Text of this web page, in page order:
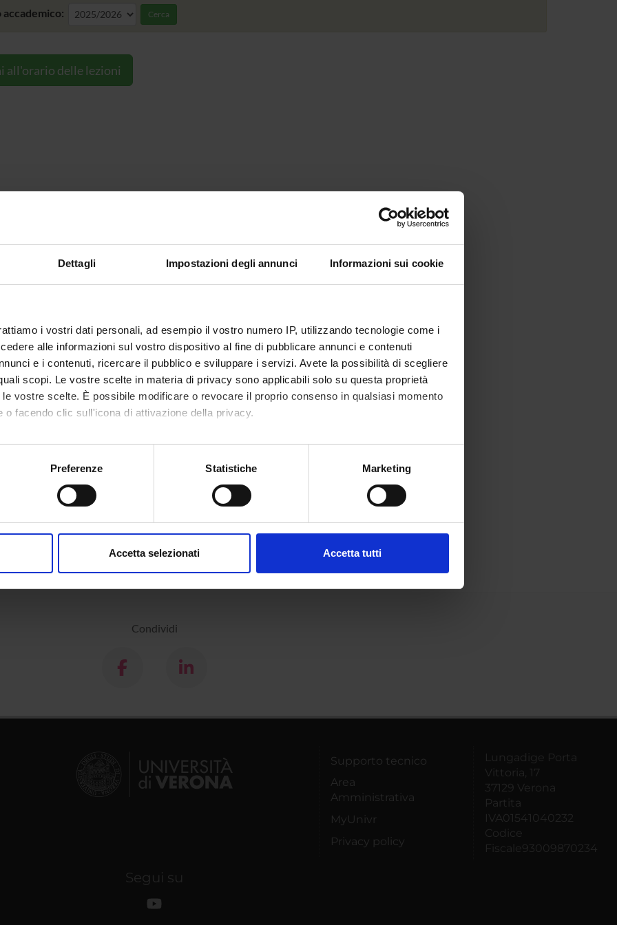
Dettagli Impostazioni degli annunci Informazioni sui cookie
i vostri dati personali, ad esempio il vostro numero IP, utilizzando tecnologie come i
alle informazioni sul vostro dispositivo al fine di pubblicare annunci e contenuti
e i contenuti, ricercare il pubblico e sviluppare i servizi. Avete la possibilità di scegliere
scopi. Le vostre scelte in materia di privacy sono applicabili solo su questa proprietà
vostre scelte. È possibile modificare o revocare il proprio consenso in qualsiasi momento
o facendo clic sull'icona di attivazione della privacy.
anche:
sulla tua posizione geografica, con un'approssimazione di qualche metro,
in qualsiasi momento dalla Dichiarazione sui cookie.
Preferenze Statistiche Marketing
Accetta selezionati Accetta tutti
accademico: Cerca
all'orario delle lezioni
Condividi
Supporto tecnico
Area
Amministrativa
MyUnivr
Privacy policy
Lungadige Porta
Vittoria, 17
37129 Verona
Partita
IVA01541040232
Codice
Fiscale93009870234
Segui su